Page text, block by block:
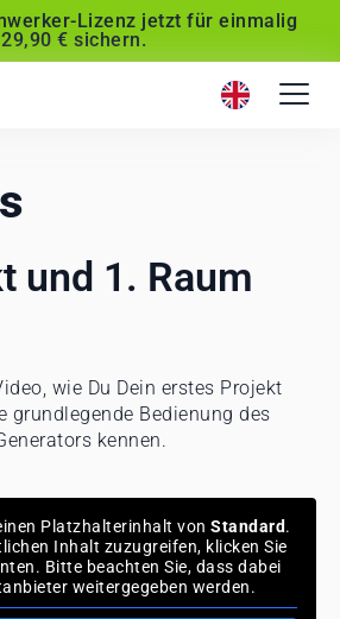
Lizenz jetzt für einmalig
29,90 € sichern.
und 1. Raum
wie Du Dein erstes Projekt
grundlegende Bedienung des
kennen.
Platzhalterinhalt von Standard.
Inhalt zuzugreifen, klicken Sie
Bitte beachten Sie, dass dabei
weitergegeben werden.